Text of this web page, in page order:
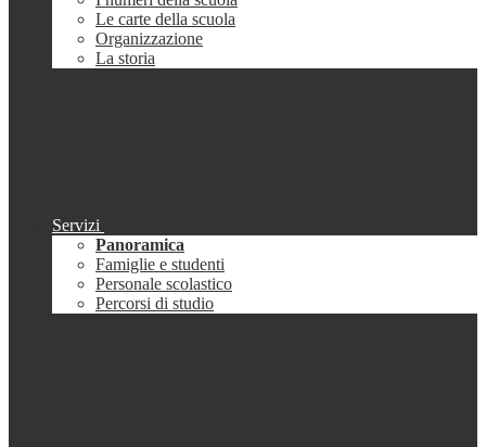
Le carte della scuola
Organizzazione
La storia
Servizi
Panoramica
Famiglie e studenti
Personale scolastico
Percorsi di studio